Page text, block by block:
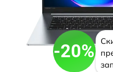
-20%